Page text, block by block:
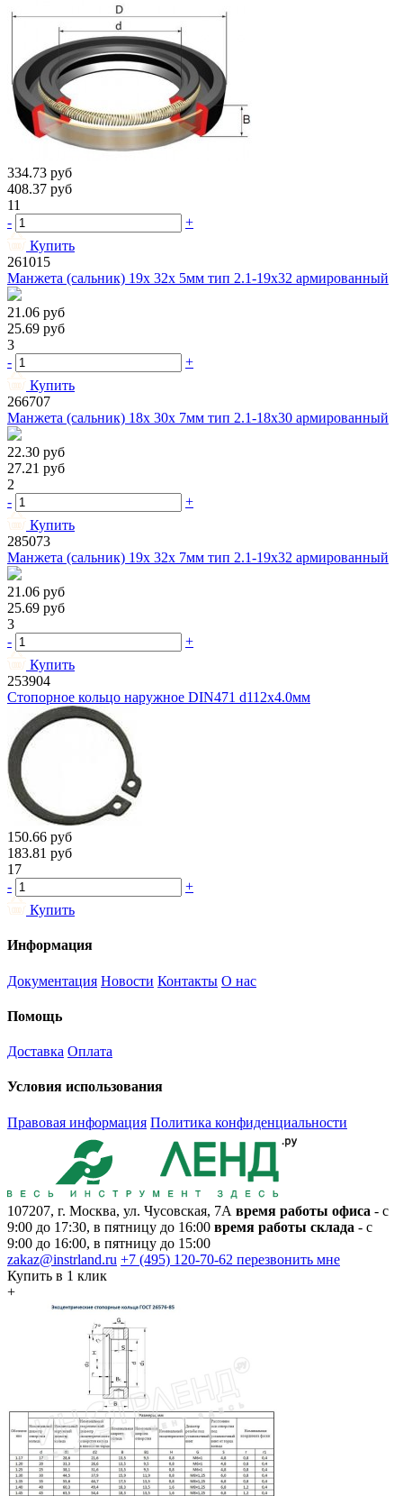
334.73 руб
408.37 руб
11
-
+
Купить
261015
Манжета (сальник) 19х 32х 5мм тип 2.1-19х32 армированный
21.06 руб
25.69 руб
3
-
+
Купить
266707
Манжета (сальник) 18х 30х 7мм тип 2.1-18х30 армированный
22.30 руб
27.21 руб
2
-
+
Купить
285073
Манжета (сальник) 19х 32х 7мм тип 2.1-19х32 армированный
21.06 руб
25.69 руб
3
-
+
Купить
253904
Стопорное кольцо наружное DIN471 d112х4.0мм
150.66 руб
183.81 руб
17
-
+
Купить
Информация
Документация Новости Контакты О нас
Помощь
Доставка Оплата
Условия использования
Правовая информация Политика конфиденциальности
107207, г. Москва, ул. Чусовская, 7А время работы офиса - с
9:00 до 17:30, в пятницу до 16:00 время работы склада - с
9:00 до 16:00, в пятницу до 15:00
zakaz@instrland.ru +7 (495) 120-70-62 перезвонить мне
Купить в 1 клик
+